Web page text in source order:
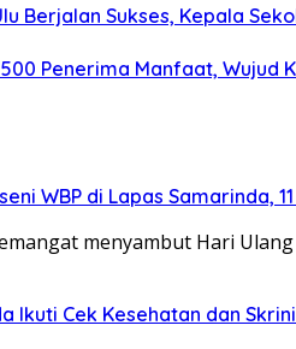
Berjalan Sukses, Kepala
Penerima Manfaat,
WBP di Lapas Samarinda,
menyambut Hari
Ikuti Cek Kesehatan dan